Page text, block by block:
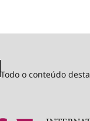
Todo o conteúdo